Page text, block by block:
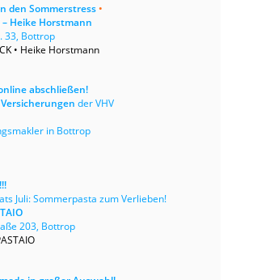
den Sommerstress•
– Heike Horstmann
33, Bottrop
• Heike Horstmann
abschließen!
der VHV
in Bottrop
Juli: Sommerpasta zum Verlieben!
203, Bottrop